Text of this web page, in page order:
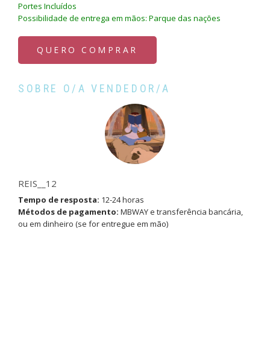
Portes Incluídos
Possibilidade de entrega em mãos: Parque das nações
QUERO COMPRAR
SOBRE O/A VENDEDOR/A
REIS__12
Tempo de resposta: 12-24 horas
Métodos de pagamento: MBWAY e transferência bancária,
ou em dinheiro (se for entregue em mão)